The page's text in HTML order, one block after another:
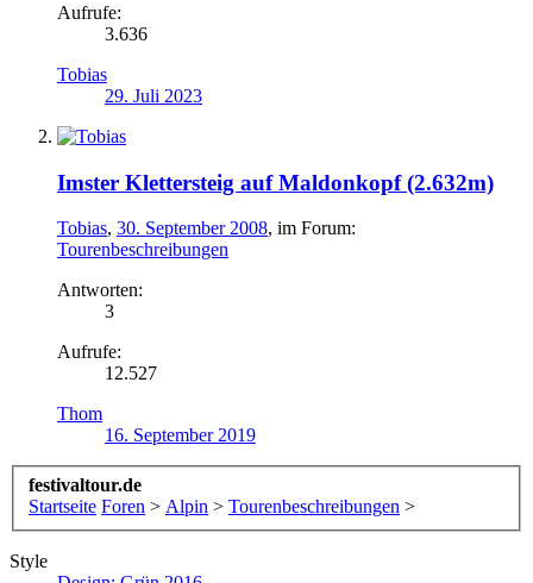
Aufrufe:
3.636
Tobias
29. Juli 2023
Imster Klettersteig auf Maldonkopf (2.632m)
Tobias, 30. September 2008, im Forum:
Tourenbeschreibungen
Antworten:
3
Aufrufe:
12.527
Thom
16. September 2019
festivaltour.de
Startseite Foren > Alpin > Tourenbeschreibungen >
Style